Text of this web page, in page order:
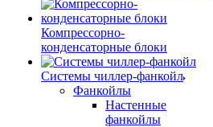
Компрессорно-
конденсаторные блоки
Системы чиллер-фанкойл
Фанкойлы
Настенные
фанкойлы